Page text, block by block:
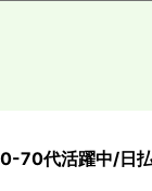
70代活躍中/日